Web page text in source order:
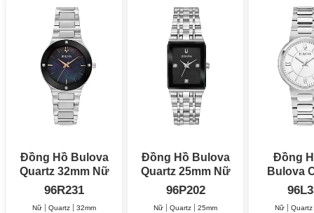
Đồng Hồ Bulova
Quartz 32mm Nữ
96R231
Nữ Quartz 32mm
Đồng Hồ Bulova
Quartz 25mm Nữ
96P202
Nữ Quartz 25mm
Đồng
Bulova
Nữ Quartz